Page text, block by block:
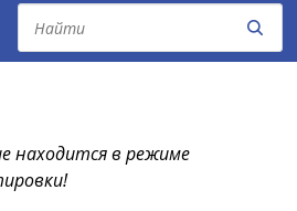
находится в режиме